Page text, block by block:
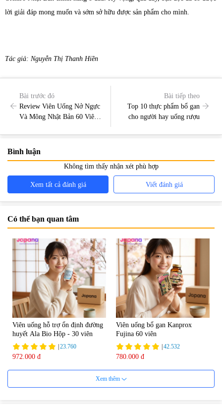
lời giải đáp mong muốn và sớm sở hữu được sản phẩm cho mình.
Tác giả: Nguyễn Thị Thanh Hiền
Bài trước đó
Review Viên Uống Nở Ngực
Và Mông Nhật Bản 60 Viên
Không?
Bài tiếp theo
Top 10 thực phẩm bổ gan
cho người hay uống rượu
Bình luận
Không tìm thấy nhận xét phù hợp
Xem tất cả đánh giá Viết đánh giá
Có thể bạn quan tâm
Viên uống hỗ trợ ổn định đường
huyết Ala Bio Hộp - 30 viên
23.760
972.000 đ
Viên uống bổ gan Kanprox
Fujina 60 viên
42.532
780.000 đ
Xem thêm